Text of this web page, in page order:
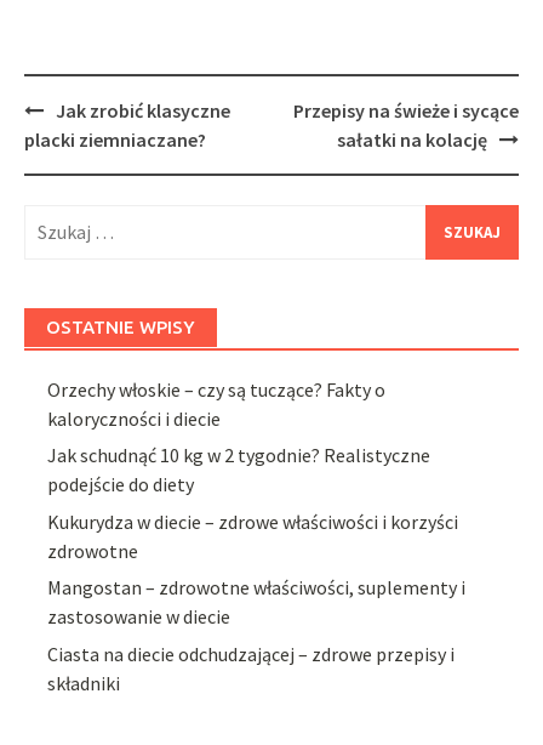
Post
navigation
Jak zrobić klasyczne
placki ziemniaczane?
Przepisy na świeże i sycące
sałatki na kolację
OSTATNIE WPISY
Orzechy włoskie – czy są tuczące? Fakty o
kaloryczności i diecie
Jak schudnąć 10 kg w 2 tygodnie? Realistyczne
podejście do diety
Kukurydza w diecie – zdrowe właściwości i korzyści
zdrowotne
Mangostan – zdrowotne właściwości, suplementy i
zastosowanie w diecie
Ciasta na diecie odchudzającej – zdrowe przepisy i
składniki